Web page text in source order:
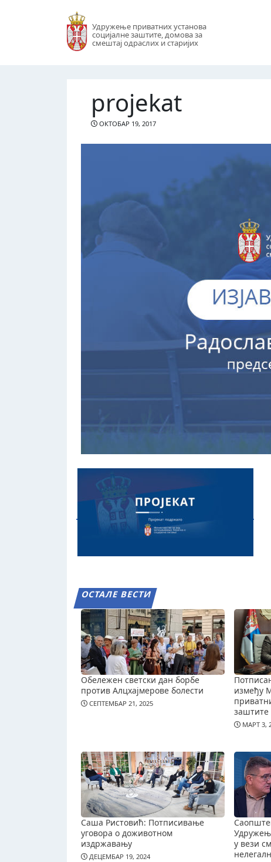
Удружење приватних установа
социјалне заштите, домова за
смештај одраслих и старијих
projekat
ОКТОБАР 19, 2017
ОСТАЛЕ ВЕСТИ
Обележен светски дан борбе
против Алцхајмерове болести
СЕПТЕМБАР 21, 2025
између
заштите
МАРТ 3,
Саша Ристовић: Потписивање
уговора о доживотном
издржавању
ДЕЦЕМБАР 19, 2024
у вези